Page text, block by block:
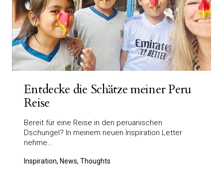
Entdecke die Schätze meiner Peru
Reise
Bereit für eine Reise in den peruanischen
Dschungel? In meinem neuen Inspiration Letter
nehme…
Inspiration, News, Thoughts